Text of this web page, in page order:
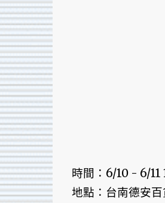
時間：6/10 - 6/11
地點：台南德安